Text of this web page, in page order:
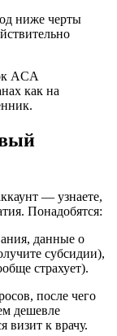
ниже черты
ACA
как на
— узнаете,
Понадобятся:
данные о
субсидии),
страхует).
после чего
дешевле
визит к врачу.